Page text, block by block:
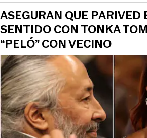
ASEGURAN QUE PARIVED
SENTIDO CON TONKA
“PELÓ” CON VECINO